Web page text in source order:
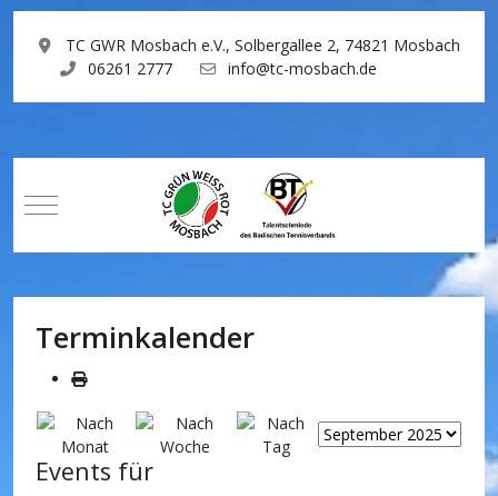
TC GWR Mosbach e.V., Solbergallee 2, 74821 Mosbach
06261 2777
info@tc-mosbach.de
Mobile Menu Toggle
Terminkalender
Events für